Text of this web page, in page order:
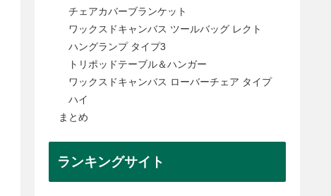
チェアカバーブランケット
ワックスドキャンバス ツールバッグ レクト
ハングランプ タイプ3
トリポッドテーブル＆ハンガー
ワックスドキャンバス ローバーチェア タイプ
ハイ
まとめ
ランキングサイト